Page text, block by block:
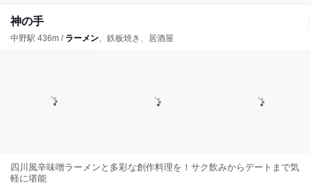
神の手
中野駅 436m / ラーメン、鉄板焼き、居酒屋
四川風辛味噌ラーメンと多彩な創作料理を！サク飲みからデートまで気
軽に堪能